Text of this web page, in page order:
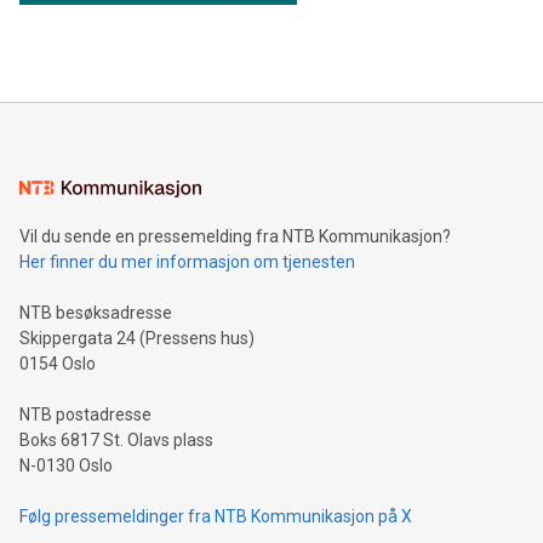
Vil du sende en pressemelding fra NTB Kommunikasjon?
Her finner du mer informasjon om tjenesten
NTB besøksadresse
Skippergata 24 (Pressens hus)
0154 Oslo
NTB postadresse
Boks 6817 St. Olavs plass
N-0130 Oslo
Følg pressemeldinger fra NTB Kommunikasjon på X